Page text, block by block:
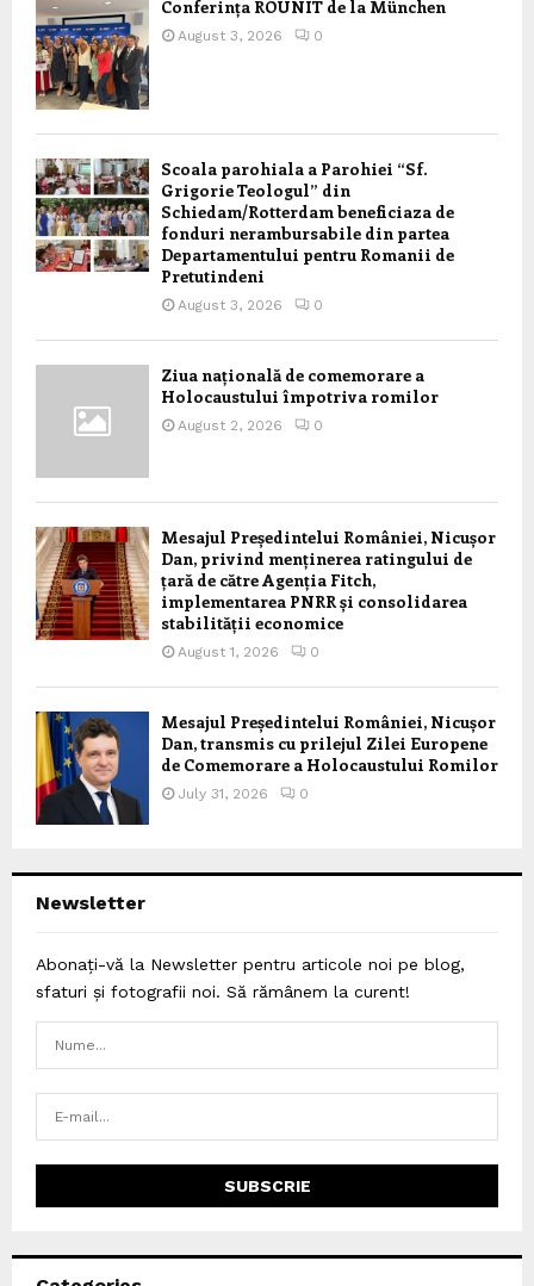
Conferința ROUNIT de la München
August 3, 2026 0
Scoala parohiala a Parohiei “Sf.
Grigorie Teologul” din
Schiedam/Rotterdam beneficiaza de
fonduri nerambursabile din partea
Departamentului pentru Romanii de
Pretutindeni
August 3, 2026 0
Ziua națională de comemorare a
Holocaustului împotriva romilor
August 2, 2026 0
Mesajul Președintelui României, Nicușor
Dan, privind menținerea ratingului de
țară de către Agenția Fitch,
implementarea PNRR și consolidarea
stabilității economice
August 1, 2026 0
Mesajul Președintelui României, Nicușor
Dan, transmis cu prilejul Zilei Europene
de Comemorare a Holocaustului Romilor
July 31, 2026 0
Newsletter
Abonați-vă la Newsletter pentru articole noi pe blog,
sfaturi și fotografii noi. Să rămânem la curent!